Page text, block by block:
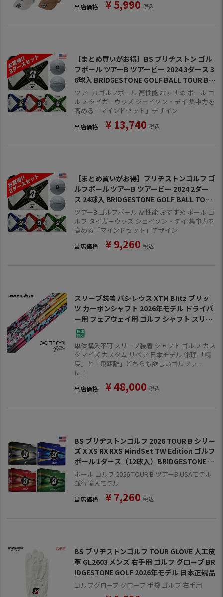
当店価格 ¥ 5,990 税込
【まとめ買いがお得】BS ブリヂストン ゴル
フボール ツアーB ツアービー 2024 3ダース 3
6球入 BRIDGESTONE GOLF BALL TOUR B X
XS RX RXS MindSet ウレタンカバー 3ピース
構造 USモデル 並行輸入 USA直輸入品 3ダー
スセット
ツアーB ゴルフボール 高性能 おすすめ ボール ゴ
ルフ タイガーウッズ ジェイソン・デイ 集中力を
高める「マインドセット」デザイン
当店価格 ¥ 13,740 税込
【まとめ買いがお得】ブリヂストンゴルフ ゴ
ルフボール ツアーB ツアービー 2024 2ダー
ス 24球入 BRIDGESTONE GOLF BALL TOUR
B X XS RX RXS MindSet ウレタンカバー 3ピ
ース構造 USモデル 並行輸入 USA直輸入品 2
ダースセット
ツアーB ゴルフボール 高性能 おすすめ ボール ゴ
ルフ タイガーウッズ ジェイソン・デイ 集中力を
高める「マインドセット」デザイン
当店価格 ¥ 9,260 税込
スリーブ装着 バシレウス XTM Blitz ブリッ
ツ カーボンシャフト 2026年モデル ドライバ
ー用 フェアウェイ用 ゴルフ シャフト スリー
ブ付きシャフト【単品購入不可】
単体購入不可 スリーブ装着 シャフト ゴルフ カス
タマイズ カスタム リペア 日本モデル 修理 「精
度」と「飛距離」どちらも欲しいゴルファー
に！
当店価格 ¥48,000 税込
BS ブリヂストンゴルフ 2026 TOUR B シリー
ズ X XS RX RXS MindSet TW Edition ゴルフ
ボール 1ダース（12球入）BRIDGESTONE G
OLF USA直輸入品 並行輸入
ボール ゴルフ 2026 TOUR B ツアーB USAモデル
並行輸入モデル
当店価格 ¥ 7,260 税込
BS ブリヂストンゴルフ TOUR GLOVE 人工皮
革 GL2603 メンズ 右手用 ゴルフ グローブ BR
IDGESTONE GOLF 2026年モデル 日本正規品
ゴルフグローブ グローブ 手袋 ゴルフ 右手用